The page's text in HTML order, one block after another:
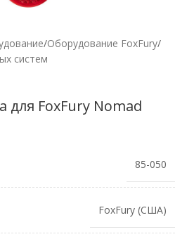
/Оборудование FoxFury/
систем
для FoxFury Nomad
85-050
FoxFury (США)